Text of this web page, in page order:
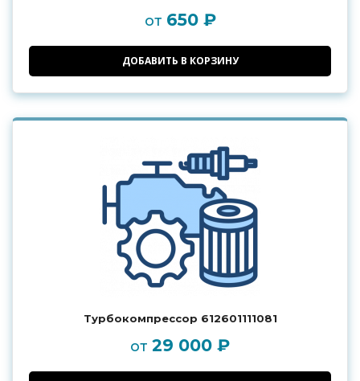
от 650 ₽
ДОБАВИТЬ В КОРЗИНУ
Турбокомпрессор 612601111081
от 29 000 ₽